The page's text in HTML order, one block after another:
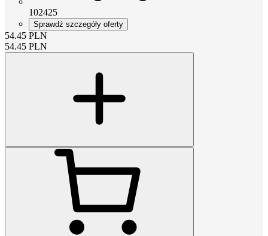
102425
Sprawdź szczegóły oferty
54.45 PLN
54.45 PLN